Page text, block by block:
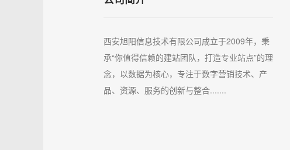
西安旭阳信息技术有限公司成立于2009年，秉
承“你值得信赖的建站团队，打造专业站点”的理
念，以数据为核心，专注于数字营销技术、产
品、资源、服务的创新与整合.......